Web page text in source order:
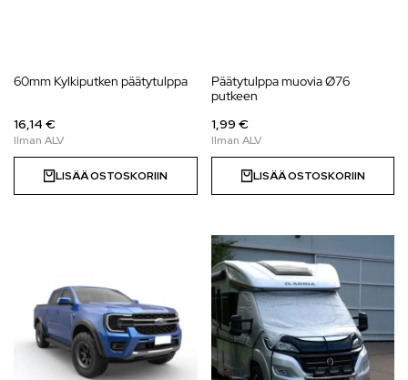
60mm Kylkiputken päätytulppa
16,14 €
LISÄÄ OSTOSKORIIN
Päätytulppa muovia Ø76
putkeen
1,99 €
LISÄÄ OSTOSKORIIN